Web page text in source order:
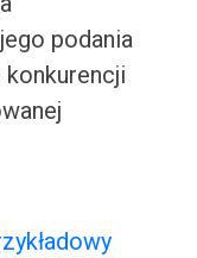
podania